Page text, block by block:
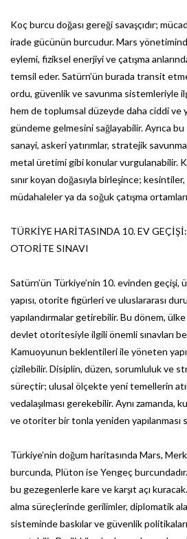
Koç burcu doğası gereği savaşçıdır;
irade gücünün burcudur. Mars
eylemi, fiziksel enerjiyi ve çatışma
temsil eder. Satürn’ün burada transit
ordu, güvenlik ve savunma sistemleriyle
hem de toplumsal düzeyde daha ciddi ve
gündeme gelmesini sağlayabilir. Ayrıca
sanayi, askeri yatırımlar, stratejik
metal üretimi gibi konular vurgulanabilir.
sınır koyan doğasıyla birleşince;
müdahaleler ya da soğuk çatışma
TÜRKİYE HARİTASINDA 10. EV
OTORİTE SINAVI
Satürn’ün Türkiye’nin 10. evinden
yapısı, otorite figürleri ve uluslararası
yapılandırmalar getirebilir. Bu dönem, ülke
devlet otoritesiyle ilgili önemli sınavları
Kamuoyunun beklentileri ile yöneten
çizilebilir. Disiplin, düzen, sorumluluk ve
süreçtir; ulusal ölçekte yeni temellerin
vedalaşılması gerekebilir. Aynı zamanda,
ve otoriter bir tonla yeniden yapılanması
Türkiye’nin doğum haritasında Mars,
burcunda, Plüton ise Yengeç
bu gezegenlerle kare ve karşıt açı
alma süreçlerinde gerilimler, diplomatik
sisteminde baskılar ve güvenlik